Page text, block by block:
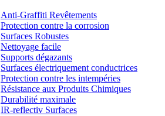
Anti-Graffiti Revêtements
Protection contre la corrosion
Surfaces Robustes
Nettoyage facile
Supports dégazants
Surfaces électriquement conductrices
Protection contre les intempéries
Résistance aux Produits Chimiques
Durabilité maximale
IR-reflectiv Surfaces